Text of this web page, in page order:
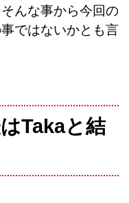
んな事から今回の
ではないかとも言
Takaと結